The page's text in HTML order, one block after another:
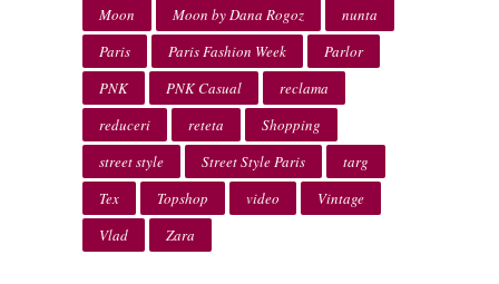
Moon
Moon by Dana Rogoz
nunta
Paris
Paris Fashion Week
Parlor
PNK
PNK Casual
reclama
reduceri
reteta
Shopping
street style
Street Style Paris
targ
Tex
Topshop video
Vintage
Vlad
Zara